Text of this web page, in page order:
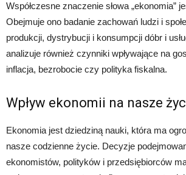
Współczesne znaczenie słowa „ekonomia”
Obejmuje ono badanie zachowań ludzi i
produkcji, dystrybucji i konsumpcji dóbr i
analizuje również czynniki wpływające na
inflacja, bezrobocie czy polityka fiskalna.
Wpływ ekonomii na nasze
Ekonomia jest dziedziną nauki, która ma
nasze codzienne życie. Decyzje
ekonomistów, polityków i przedsiębiorców